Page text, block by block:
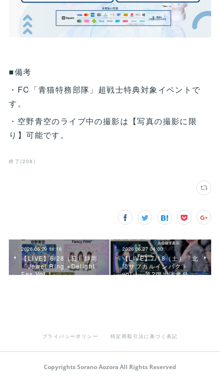
■備考
・FC「青猫特務部隊」超戦士特典対象イベントで
す。
・空野青空のライブ中の撮影は【写真の撮影に限
り】可能です。
終了 (208 )
2026.06.29 11:16
【LIVE】6/28（日）静岡
『Jewel Ring ⭐︎Delight
Fes Vol.1』
2026.06.27 04:00
【LIVE】7/18（土）『北
陸サブカルインパクト
vol.1』第2弾出演者発…
プライバシーポリシー 特定商取引法に基づく表記
Copyrights Sorano Aozora All Rights Reserved